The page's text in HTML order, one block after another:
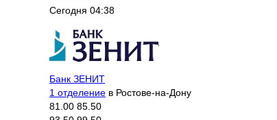
Сегодня 04:38
Банк ЗЕНИТ
1 отделение в Ростове-на-Дону
81.00 85.50